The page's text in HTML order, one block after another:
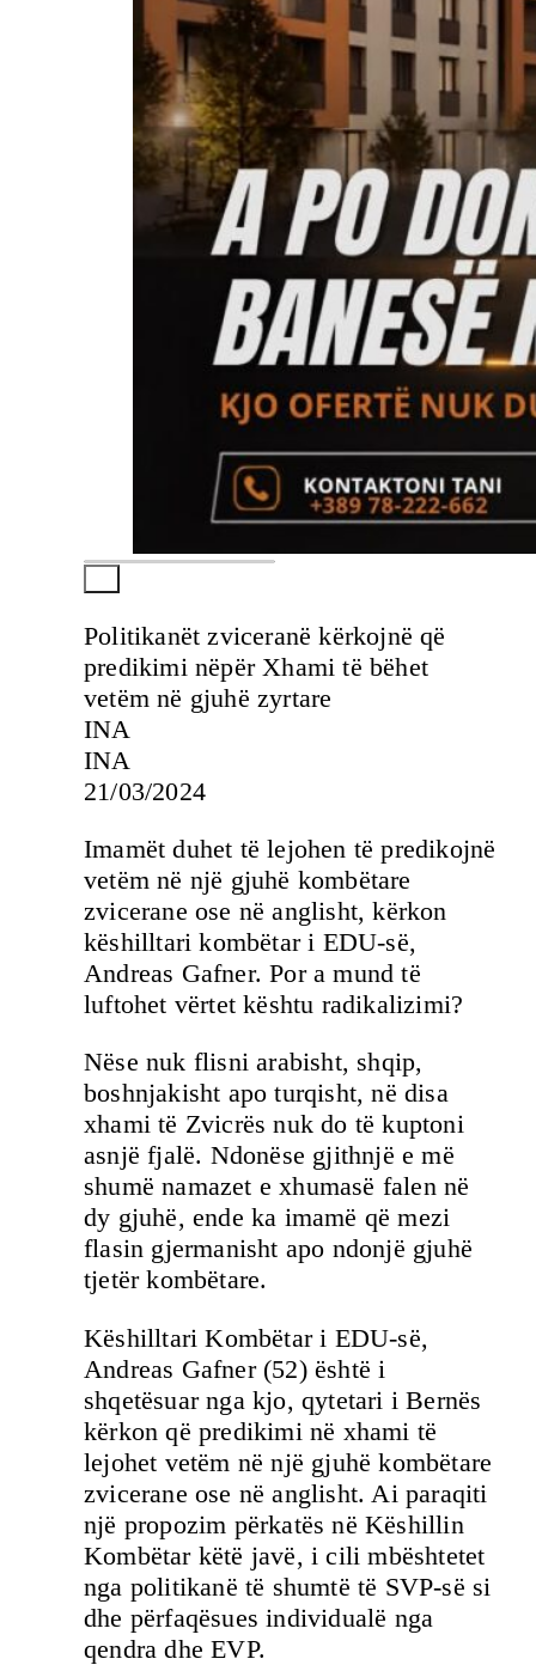
Politikanët zviceranë kërkojnë që
predikimi nëpër Xhami të bëhet
vetëm në gjuhë zyrtare
INA
INA
21/03/2024
Imamët duhet të lejohen të predikojnë
vetëm në një gjuhë kombëtare
zvicerane ose në anglisht, kërkon
këshilltari kombëtar i EDU-së,
Andreas Gafner. Por a mund të
luftohet vërtet kështu radikalizimi?
Nëse nuk flisni arabisht, shqip,
boshnjakisht apo turqisht, në disa
xhami të Zvicrës nuk do të kuptoni
asnjë fjalë. Ndonëse gjithnjë e më
shumë namazet e xhumasë falen në
dy gjuhë, ende ka imamë që mezi
flasin gjermanisht apo ndonjë gjuhë
tjetër kombëtare.
Këshilltari Kombëtar i EDU-së,
Andreas Gafner (52) është i
shqetësuar nga kjo, qytetari i Bernës
kërkon që predikimi në xhami të
lejohet vetëm në një gjuhë kombëtare
zvicerane ose në anglisht. Ai paraqiti
një propozim përkatës në Këshillin
Kombëtar këtë javë, i cili mbështetet
nga politikanë të shumtë të SVP-së si
dhe përfaqësues individualë nga
qendra dhe EVP.